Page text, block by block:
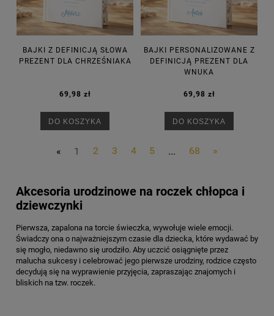
BAJKI Z DEFINICJĄ SŁOWA
PREZENT DLA CHRZEŚNIAKA
69,98 zł
DO KOSZYKA
BAJKI PERSONALIZOWANE Z
DEFINICJĄ PREZENT DLA
WNUKA
69,98 zł
DO KOSZYKA
« 1 2 3 4 5 ... 68 »
Akcesoria urodzinowe na roczek chłopca i
dziewczynki
Pierwsza, zapalona na torcie świeczka, wywołuje wiele emocji.
Świadczy ona o najważniejszym czasie dla dziecka, które wydawać by
się mogło, niedawno się urodziło. Aby uczcić osiągnięte przez
malucha sukcesy i celebrować jego pierwsze urodziny, rodzice często
decydują się na wyprawienie przyjęcia, zapraszając znajomych i
bliskich na tzw. roczek.